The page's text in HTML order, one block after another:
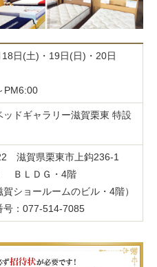
日(土)・19日(日)・20日
PM6:00
ッドギャラリー滋賀栗東 特設
滋賀県栗東市上鈎236-1
ＢＬＤＧ・4階
賀ショールームのビル・4階）
号：077-514-7085